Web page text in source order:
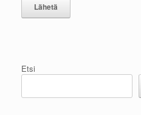
Etsi